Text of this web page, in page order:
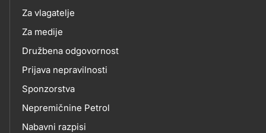
Za vlagatelje
Za medije
Družbena odgovornost
Prijava nepravilnosti
Sponzorstva
Nepremičnine Petrol
Nabavni razpisi